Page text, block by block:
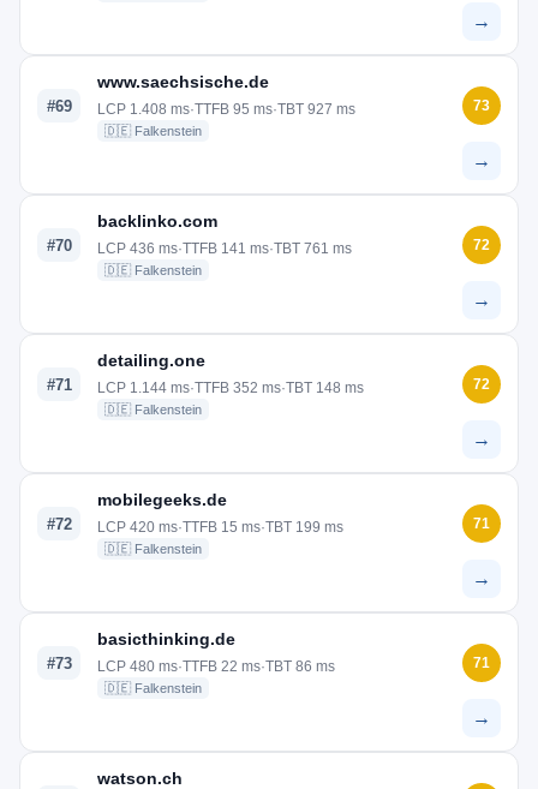
→
#69
www.saechsische.de
LCP 1.408 ms·TTFB 95 ms·TBT 927 ms
🇩🇪 Falkenstein
73
→
#70
backlinko.com
LCP 436 ms·TTFB 141 ms·TBT 761 ms
🇩🇪 Falkenstein
72
→
#71
detailing.one
LCP 1.144 ms·TTFB 352 ms·TBT 148 ms
🇩🇪 Falkenstein
72
→
#72
mobilegeeks.de
LCP 420 ms·TTFB 15 ms·TBT 199 ms
🇩🇪 Falkenstein
71
→
#73
basicthinking.de
LCP 480 ms·TTFB 22 ms·TBT 86 ms
🇩🇪 Falkenstein
71
→
watson.ch